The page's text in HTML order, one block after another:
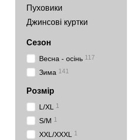
Пуховики
Джинсові куртки
Сезон
Весна - осінь 117
Зима 141
Розмір
L/XL 1
S/M 1
XXL/XXXL 1